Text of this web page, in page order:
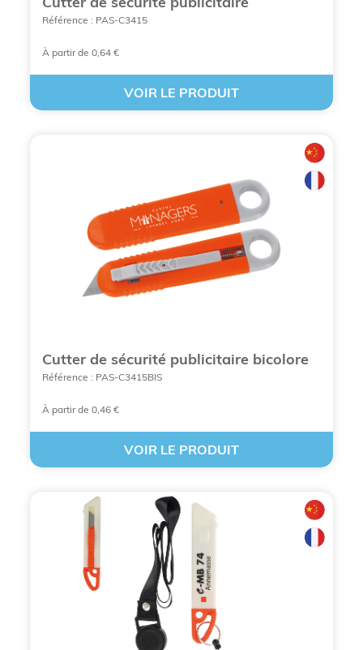
Une image de marque synonyme de fiabilité
Offrir un
(comme un kit en aluminium ou un mètre
ruban BTP) associe votre entreprise aux
valeurs de précision, de solidité et de
compétence technique.
: Bien que
parfaits pour les secteurs du bâtiment et de
goodies outils
séduisent aussi le grand
public, les collaborateurs et les nouveaux
propriétaires immobiliers.
Une personnalisation résistante et esthétique
: BCL Concept utilise des techniques de
marquage durables telles que la gravure
Une gamme diversifiée et moderne : Le
catalogue s'étend des outils traditionnels
(mètres, cutters) aux innovations numériques
(ardoises LCD), permettant de moderniser
votrecommunication par l'objet.
L'expertise certifiée BCL Concept: Avec un
Concept sélectionne des outils ergonomiques
et sécurisés pour faire de chaque
cadeau
d'affaires
un gage de professionnalisme.
Référence : PAS-C3415
À partir de 0,64 €
VOIR LE PRODUIT
Cutter de sécurité publicitaire bicolore
Référence : PAS-C3415BIS
À partir de 0,46 €
VOIR LE PRODUIT